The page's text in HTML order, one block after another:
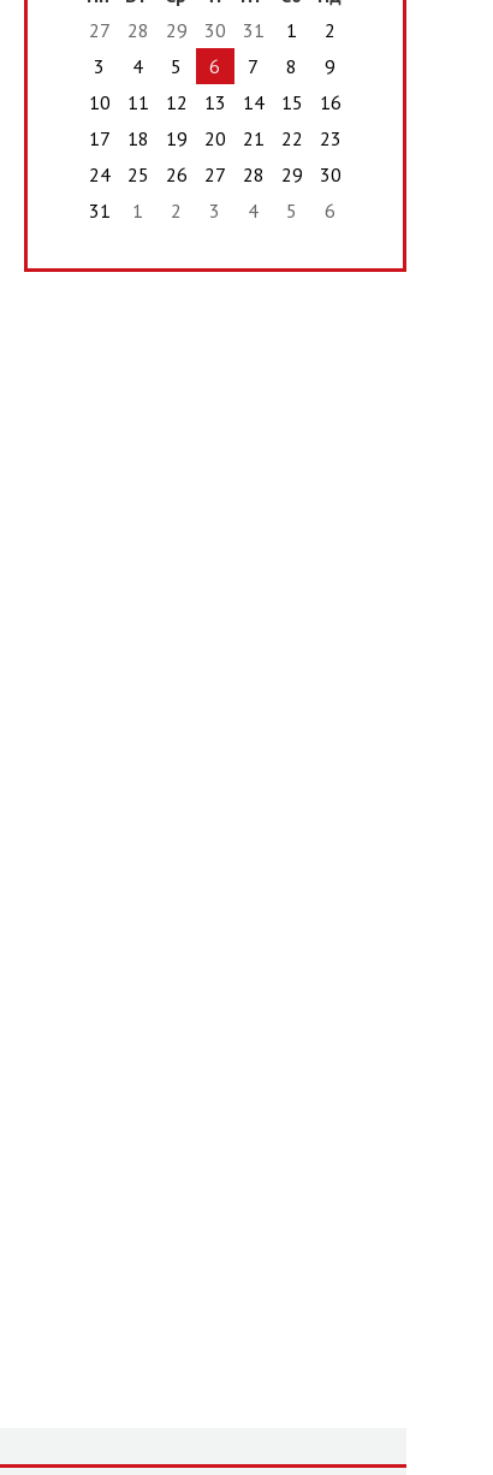
27
28 29 30 31 1
2
3
4 5 6 7 8
9
10
11 12 13 14 15
16
17
18 19 20 21 22
23
24
25 26 27 28 29
30
31
1 2 3 4 5 6